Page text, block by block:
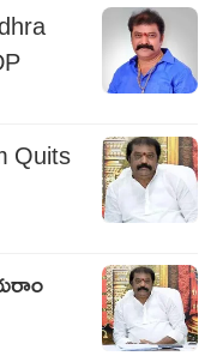
Quits